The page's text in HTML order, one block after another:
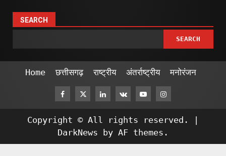
SEARCH
SEARCH
Home छत्तीसगढ़ राष्ट्रीय अंतर्राष्ट्रीय मनोरंजन
FacebookTwitterLinkedin
VK YoutubeInstagram
Copyright © All rights reserved.
|
DarkNews by AF themes.